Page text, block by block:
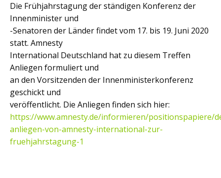
Die Frühjahrstagung der ständigen Konferenz der
Innenminister und
-Senatoren der Länder findet vom 17. bis 19. Juni 2020
statt. Amnesty
International Deutschland hat zu diesem Treffen
Anliegen formuliert und
an den Vorsitzenden der Innenministerkonferenz
geschickt und
veröffentlicht. Die Anliegen finden sich hier:
https://www.amnesty.de/informieren/positionspapiere/
anliegen-von-amnesty-international-zur-
fruehjahrstagung-1